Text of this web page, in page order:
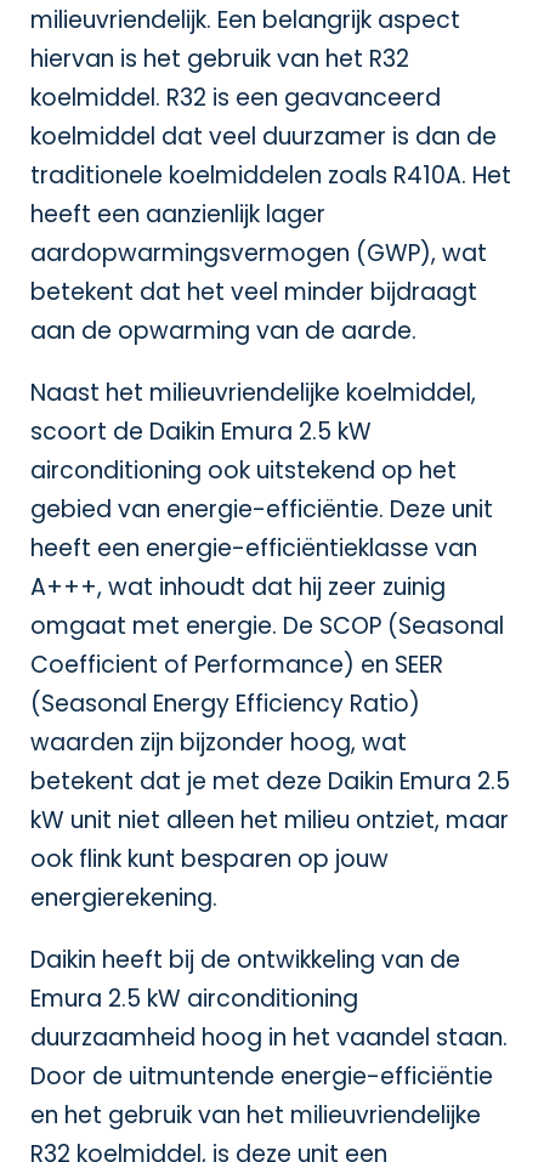
milieuvriendelijk. Een belangrijk aspect
hiervan is het gebruik van het R32
koelmiddel. R32 is een geavanceerd
koelmiddel dat veel duurzamer is dan de
traditionele koelmiddelen zoals R410A. Het
heeft een aanzienlijk lager
aardopwarmingsvermogen (GWP), wat
betekent dat het veel minder bijdraagt
aan de opwarming van de aarde.
Naast het milieuvriendelijke koelmiddel,
scoort de Daikin Emura 2.5 kW
airconditioning ook uitstekend op het
gebied van energie-efficiëntie. Deze unit
heeft een energie-efficiëntieklasse van
A+++, wat inhoudt dat hij zeer zuinig
omgaat met energie. De SCOP (Seasonal
Coefficient of Performance) en SEER
(Seasonal Energy Efficiency Ratio)
waarden zijn bijzonder hoog, wat
betekent dat je met deze Daikin Emura 2.5
kW unit niet alleen het milieu ontziet, maar
ook flink kunt besparen op jouw
energierekening.
Daikin heeft bij de ontwikkeling van de
Emura 2.5 kW airconditioning
duurzaamheid hoog in het vaandel staan.
Door de uitmuntende energie-efficiëntie
en het gebruik van het milieuvriendelijke
R32 koelmiddel, is deze unit een